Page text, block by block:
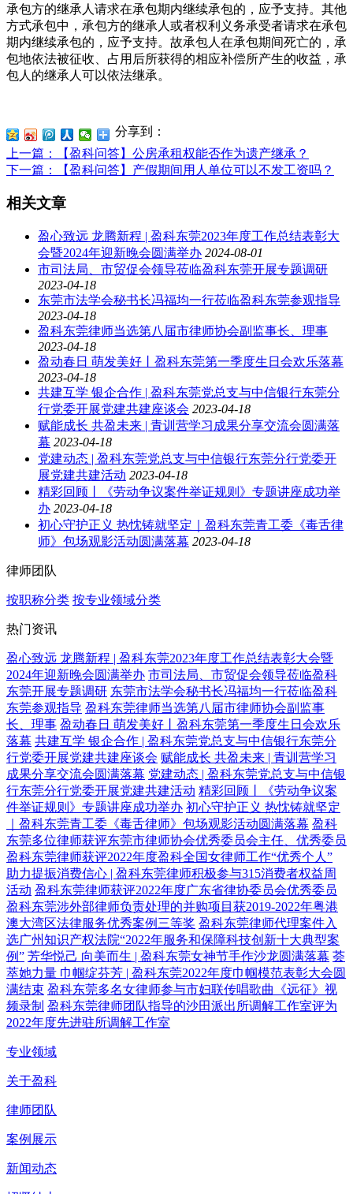
承包方的继承人请求在承包期内继续承包的，应予支持。其他
方式承包中，承包方的继承人或者权利义务承受者请求在承包
期内继续承包的，应予支持。故承包人在承包期间死亡的，承
包地依法被征收、占用后所获得的相应补偿所产生的收益，承
包人的继承人可以依法继承。
分享到：
上一篇 ：【盈科问答】公房承租权能否作为遗产继承？
下一篇 ：【盈科问答】产假期间用人单位可以不发工资吗？
相关文章
盈心致远 龙腾新程 | 盈科东莞2023年度工作总结表彰大
会暨2024年迎新晚会圆满举办 2024-08-01
市司法局、市贸促会领导莅临盈科东莞开展专题调研
2023-04-18
东莞市法学会秘书长冯福均一行莅临盈科东莞参观指导
2023-04-18
盈科东莞律师当选第八届市律师协会副监事长、理事
2023-04-18
盈动春日 萌发美好丨盈科东莞第一季度生日会欢乐落幕
2023-04-18
共建互学 银企合作 | 盈科东莞党总支与中信银行东莞分
行党委开展党建共建座谈会 2023-04-18
赋能成长 共盈未来 | 青训营学习成果分享交流会圆满落
幕 2023-04-18
党建动态 | 盈科东莞党总支与中信银行东莞分行党委开
展党建共建活动 2023-04-18
精彩回顾丨《劳动争议案件举证规则》专题讲座成功举
办 2023-04-18
初心守护正义 热忱铸就坚定｜盈科东莞青工委《毒舌律
师》包场观影活动圆满落幕 2023-04-18
律师团队
按职称分类 按专业领域分类
热门资讯
盈心致远 龙腾新程 | 盈科东莞2023年度工作总结表彰大会暨
2024年迎新晚会圆满举办 市司法局、市贸促会领导莅临盈科
东莞开展专题调研 东莞市法学会秘书长冯福均一行莅临盈科
东莞参观指导 盈科东莞律师当选第八届市律师协会副监事
长、理事 盈动春日 萌发美好丨盈科东莞第一季度生日会欢乐
落幕 共建互学 银企合作 | 盈科东莞党总支与中信银行东莞分
行党委开展党建共建座谈会 赋能成长 共盈未来 | 青训营学习
成果分享交流会圆满落幕 党建动态 | 盈科东莞党总支与中信银
行东莞分行党委开展党建共建活动 精彩回顾丨《劳动争议案
件举证规则》专题讲座成功举办 初心守护正义 热忱铸就坚定
｜盈科东莞青工委《毒舌律师》包场观影活动圆满落幕 盈科
东莞多位律师获评东莞市律师协会优秀委员会主任、优秀委员
盈科东莞律师获评2022年度盈科全国女律师工作“优秀个人”
助力提振消费信心 | 盈科东莞律师积极参与315消费者权益周
活动 盈科东莞律师获评2022年度广东省律协委员会优秀委员
盈科东莞涉外部律师负责处理的并购项目获2019-2022年粤港
澳大湾区法律服务优秀案例三等奖 盈科东莞律师代理案件入
选广州知识产权法院“2022年服务和保障科技创新十大典型案
例” 芳华悦己 向美而生 | 盈科东莞女神节手作沙龙圆满落幕 荟
萃她力量 巾帼绽芬芳 | 盈科东莞2022年度巾帼模范表彰大会圆
满结束 盈科东莞多名女律师参与市妇联传唱歌曲《远征》视
频录制 盈科东莞律师团队指导的沙田派出所调解工作室评为
2022年度先进驻所调解工作室
专业领域
关于盈科
律师团队
案例展示
新闻动态